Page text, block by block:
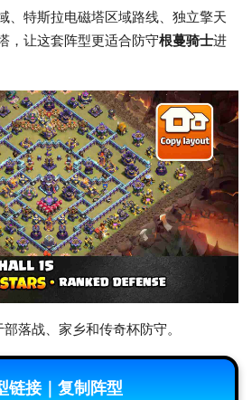
、特斯拉电磁塔区域路线、独立擎天
，让这套阵型更适合防守根蔓骑士进
落战、家乡和传奇杯防守。
链接｜复制阵型